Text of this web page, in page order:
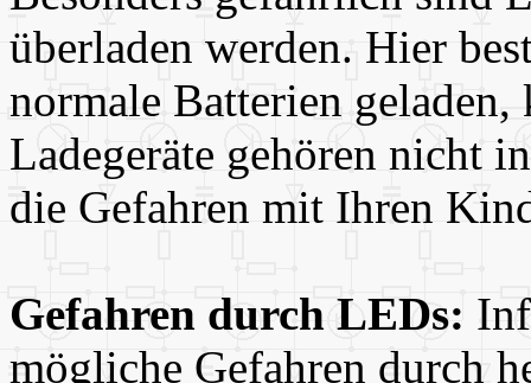
überladen werden. Hier
normale Batterien
Ladegeräte gehören nicht
die Gefahren mit Ihren
Gefahren durch LEDs:
mögliche Gefahren durch